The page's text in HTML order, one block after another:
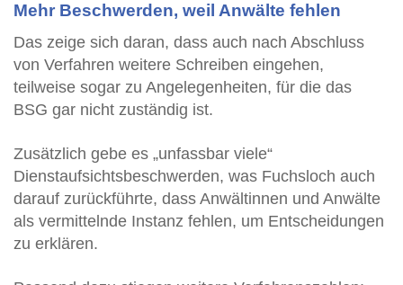
Mehr Beschwerden, weil Anwälte fehlen
Das zeige sich daran, dass auch nach Abschluss
von Verfahren weitere Schreiben eingehen,
teilweise sogar zu Angelegenheiten, für die das
BSG gar nicht zuständig ist.
Zusätzlich gebe es „unfassbar viele“
Dienstaufsichtsbeschwerden, was Fuchsloch auch
darauf zurückführte, dass Anwältinnen und Anwälte
als vermittelnde Instanz fehlen, um Entscheidungen
zu erklären.